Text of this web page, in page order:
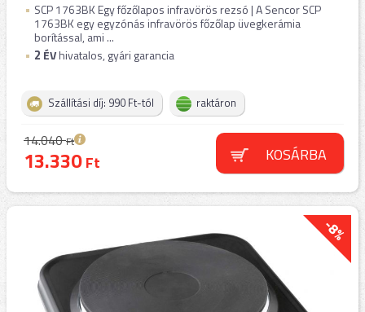
SCP 1763BK Egy főzőlapos infravörös rezsó | A Sencor SCP
1763BK egy egyzónás infravörös főzőlap üvegkerámia
borítással, ami ...
2 ÉVhivatalos, gyári garancia
Szállítási díj: 990 Ft-tól raktáron
14.040Ft
13.330Ft KOSÁRBA
-8%